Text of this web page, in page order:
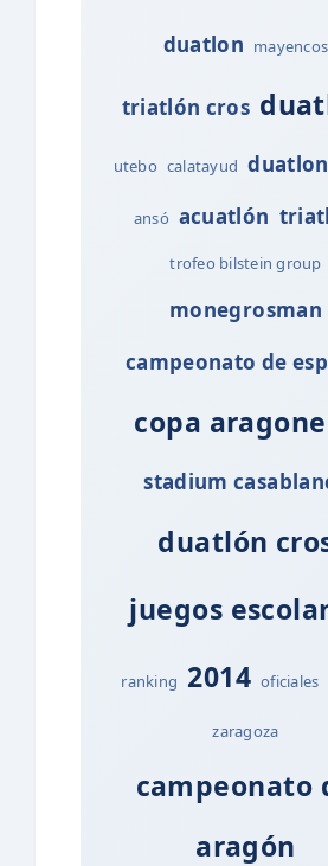
duatlon mayencos
triatlón cros
utebo calatayud
ansó acuatlón
trofeo bilstein group
monegrosman
campeonato de
copa
stadium
duatlón
juegos
ranking 2014 oficiales
zaragoza
campeonato
aragón